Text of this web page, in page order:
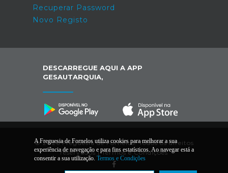
Recuperar Password
Novo Registo
DESCARREGUE AQUI A APP
GESAUTARQUIA,
© 2026 Freguesia de Fornelos. Todos os direitos
reservados |Termos e Condições
A Freguesia de Fornelos utiliza cookies para melhorar a sua
experiência de navegação e para fins estatísticos. Ao navegar está a
consentir a sua utilização. Termos e Condições